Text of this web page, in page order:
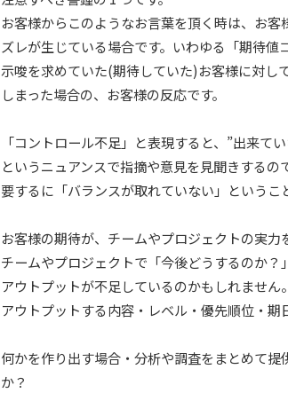
お客様からこのようなお言葉を頂く時は、お
ズレが生じている場合です。いわゆる「期待値
示唆を求めていた(期待していた)お客様に対し
しまった場合の、お客様の反応です。
「コントロール不足」と表現すると、”出来て
というニュアンスで指摘や意見を見聞きするの
要するに「バランスが取れていない」というこ
お客様の期待が、チームやプロジェクトの実力
チームやプロジェクトで「今後どうするのか？
アウトプットが不足しているのかもしれません
アウトプットする内容・レベル・優先順位・期
何かを作り出す場合・分析や調査をまとめて
か？